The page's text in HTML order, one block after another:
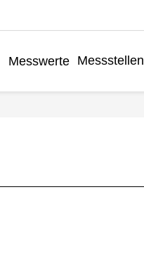
Messwerte Messstellen